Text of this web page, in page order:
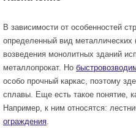
В зависимости от особенностей
определенный вид металлических
возведения монолитных зданий
металлопрокат. Но
особо прочный каркас, поэтому
сплавы. Еще есть такое понятие,
Например, к ним относятся:
ограждения